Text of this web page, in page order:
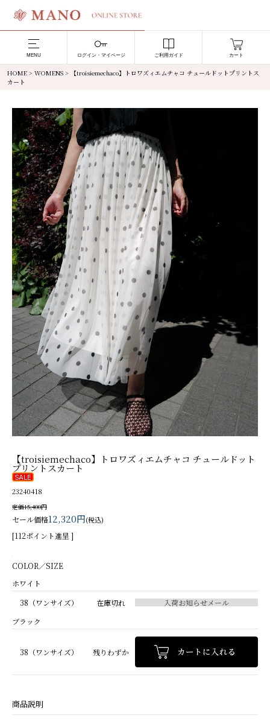
MENU ログイン・マイページ ご利用ガイド カート
HOME > WOMENS > 【troisiemechaco】トロワズィエムチャコ チュールドットプリントス
カート
【troisiemechaco】トロワズィエムチャコ チュールドット
プリントスカート
23240418
定価15,400円
セール価格12,320円(税込)
[112ポイント進呈 ]
COLOR／SIZE
ホワイト
38（ワンサイズ）
在庫切れ
ブラック
38（ワンサイズ） 残りわずか
商品説明